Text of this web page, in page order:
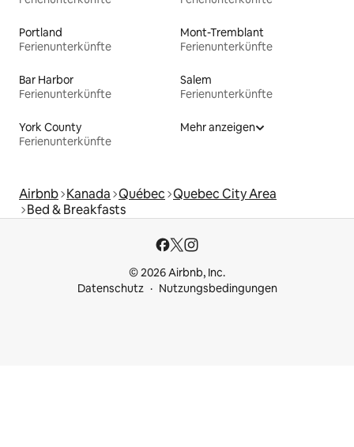
Portland
Ferienunterkünfte
Mont-Tremblant
Ferienunterkünfte
Bar Harbor
Ferienunterkünfte
Salem
Ferienunterkünfte
York County
Ferienunterkünfte
Mehr anzeigen
Airbnb Kanada Québec Quebec City Area
Bed & Breakfasts
© 2026 Airbnb, Inc.
Datenschutz
Nutzungsbedingungen